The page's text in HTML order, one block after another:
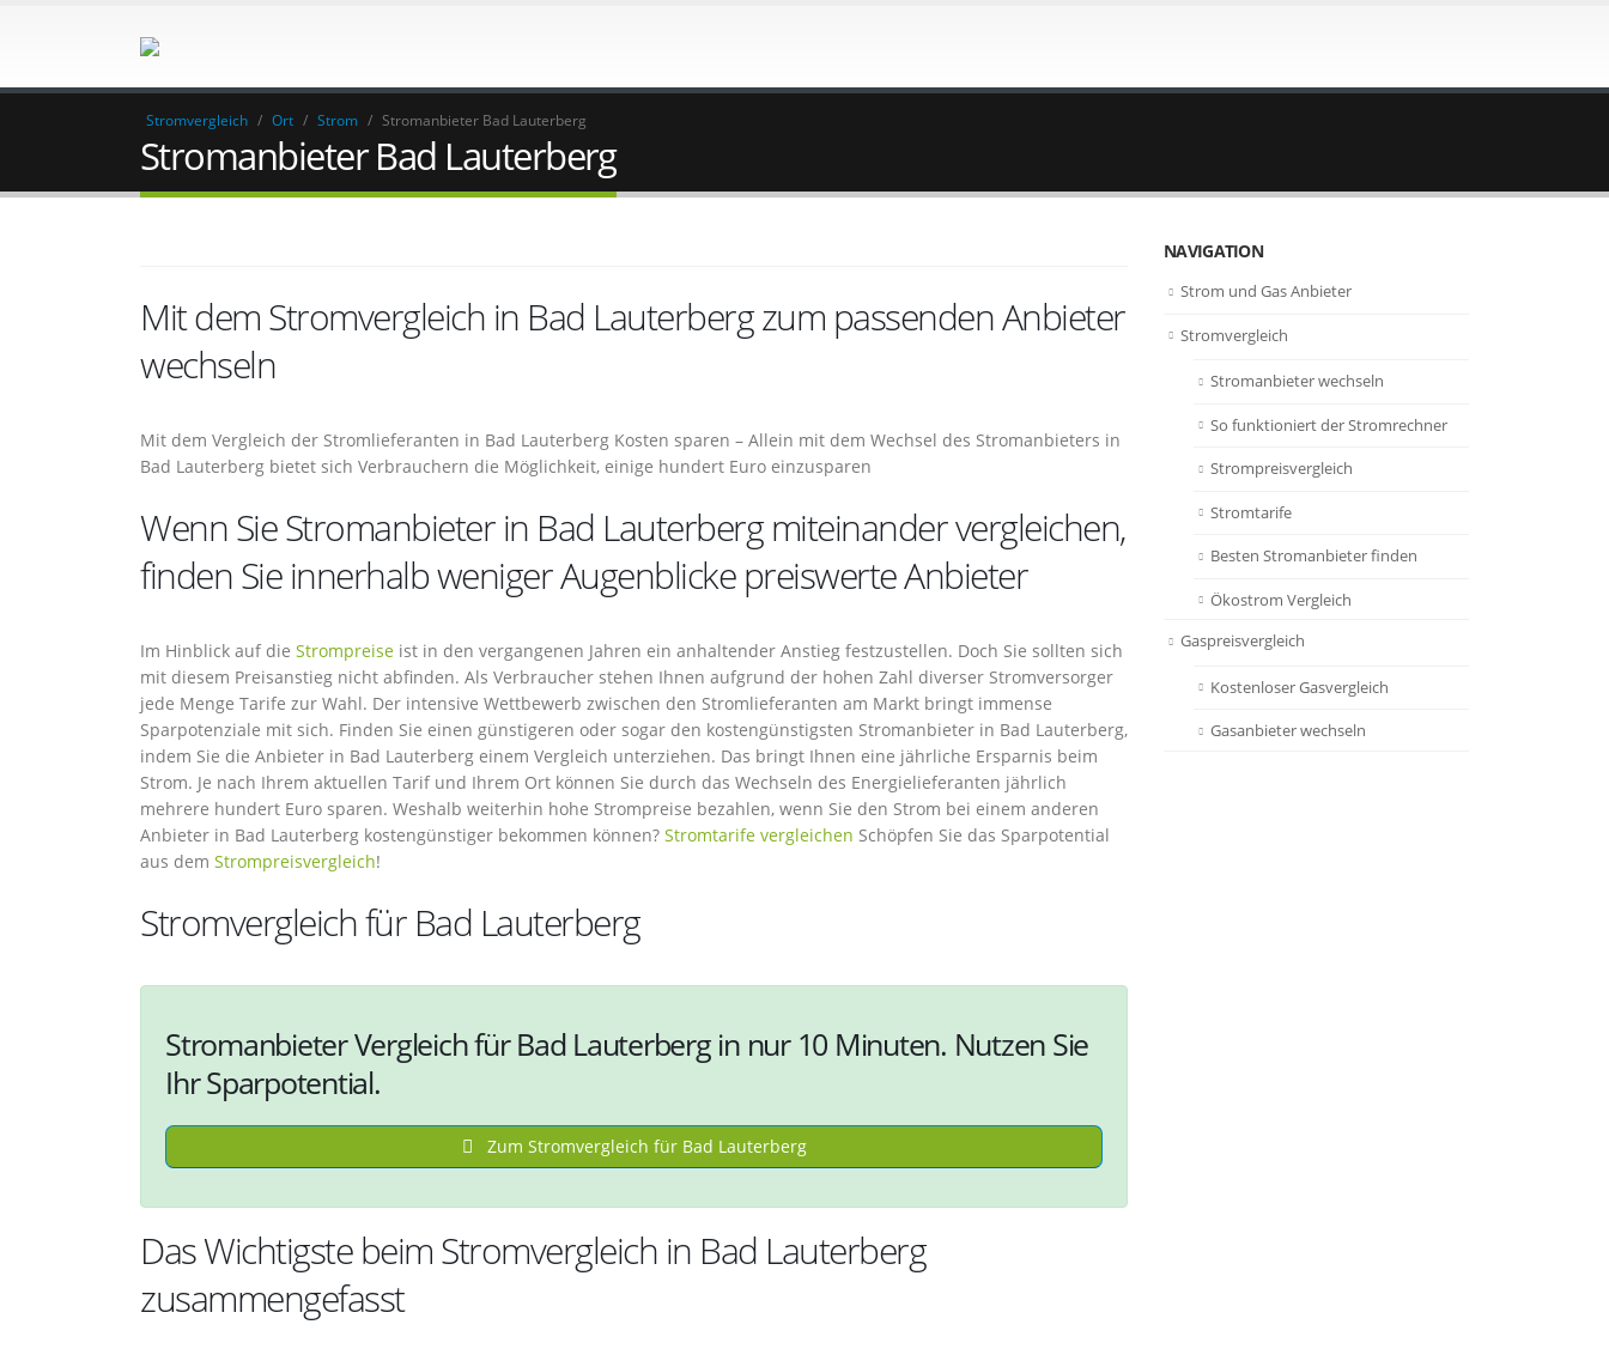
Stromvergleich / Ort / Strom / Stromanbieter Bad Lauterberg
Stromanbieter Bad Lauterberg
Mit dem Stromvergleich in Bad Lauterberg zum passenden Anbieter
wechseln
Mit dem Vergleich der Stromlieferanten in Bad Lauterberg Kosten sparen – Allein mit dem Wechsel des Stromanbieters in
Bad Lauterberg bietet sich Verbrauchern die Möglichkeit, einige hundert Euro einzusparen
Wenn Sie Stromanbieter in Bad Lauterberg miteinander vergleichen,
finden Sie innerhalb weniger Augenblicke preiswerte Anbieter
Im Hinblick auf die Strompreise ist in den vergangenen Jahren ein anhaltender Anstieg festzustellen. Doch Sie sollten sich
mit diesem Preisanstieg nicht abfinden. Als Verbraucher stehen Ihnen aufgrund der hohen Zahl diverser Stromversorger
jede Menge Tarife zur Wahl. Der intensive Wettbewerb zwischen den Stromlieferanten am Markt bringt immense
Sparpotenziale mit sich. Finden Sie einen günstigeren oder sogar den kostengünstigsten Stromanbieter in Bad Lauterberg,
indem Sie die Anbieter in Bad Lauterberg einem Vergleich unterziehen. Das bringt Ihnen eine jährliche Ersparnis beim
Strom. Je nach Ihrem aktuellen Tarif und Ihrem Ort können Sie durch das Wechseln des Energielieferanten jährlich
mehrere hundert Euro sparen. Weshalb weiterhin hohe Strompreise bezahlen, wenn Sie den Strom bei einem anderen
Anbieter in Bad Lauterberg kostengünstiger bekommen können? Stromtarife vergleichen Schöpfen Sie das Sparpotential
aus dem Strompreisvergleich!
Stromvergleich für Bad Lauterberg
Stromanbieter Vergleich für Bad Lauterberg in nur 10 Minuten. Nutzen Sie
Ihr Sparpotential.
Zum Stromvergleich für Bad Lauterberg
Das Wichtigste beim Stromvergleich in Bad Lauterberg
zusammengefasst
NAVIGATION
Strom und Gas Anbieter
Stromvergleich
Stromanbieter wechseln
So funktioniert der Stromrechner
Strompreisvergleich
Stromtarife
Besten Stromanbieter finden
Ökostrom Vergleich
Gaspreisvergleich
Kostenloser Gasvergleich
Gasanbieter wechseln